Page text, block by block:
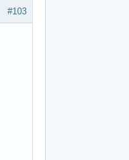
#103